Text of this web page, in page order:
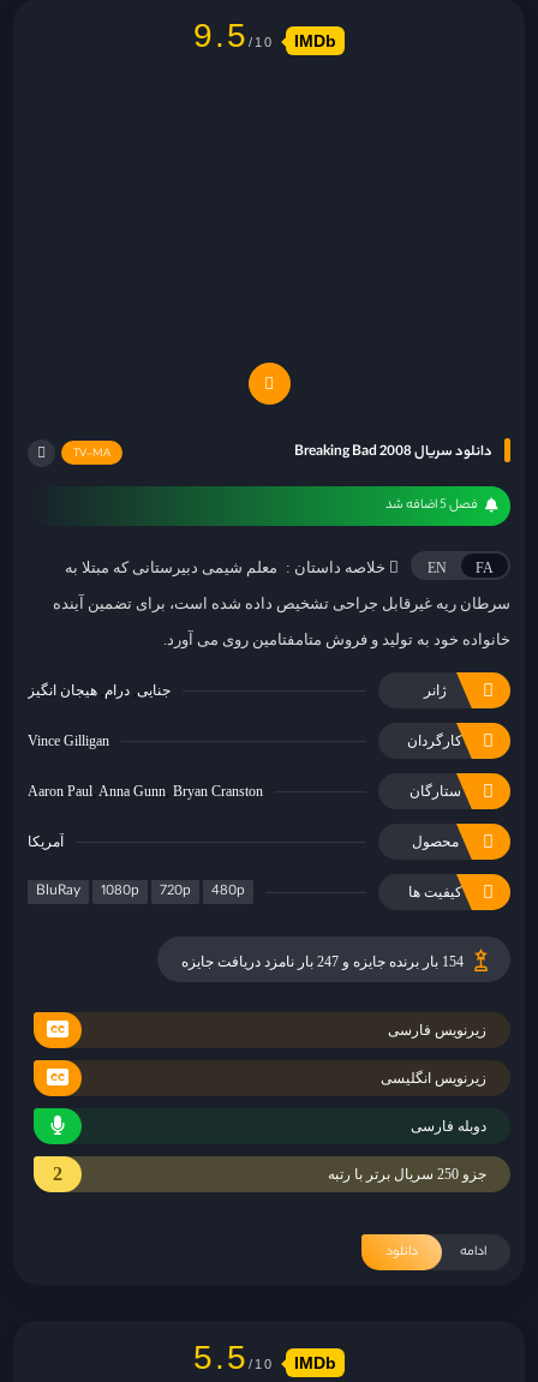
دانلود سریال Breaking Bad 2008 TV-MA
فصل 5 اضافه شد
FA
EN خلاصه داستان : معلم شیمی دبیرستانی که مبتلا به
سرطان ریه غیرقابل جراحی تشخیص داده شده است، برای تضمین آینده
خانواده خود به تولید و فروش متامفتامین روی می آورد.
ژانر جنایی درام هیجان انگیز
کارگردان Vince Gilligan
ستارگان Aaron Paul Anna Gunn Bryan Cranston
محصول آمریکا
کیفیت ها BluRay 1080p 720p 480p
154 بار برنده جایزه و 247 بار نامزد دریافت جایزه
زیرنویس فارسی
زیرنویس انگلیسی
دوبله فارسی
جزو 250 سریال برتر با رتبه 2
ادامه دانلود
9.5 IMDb
5.5 IMDb